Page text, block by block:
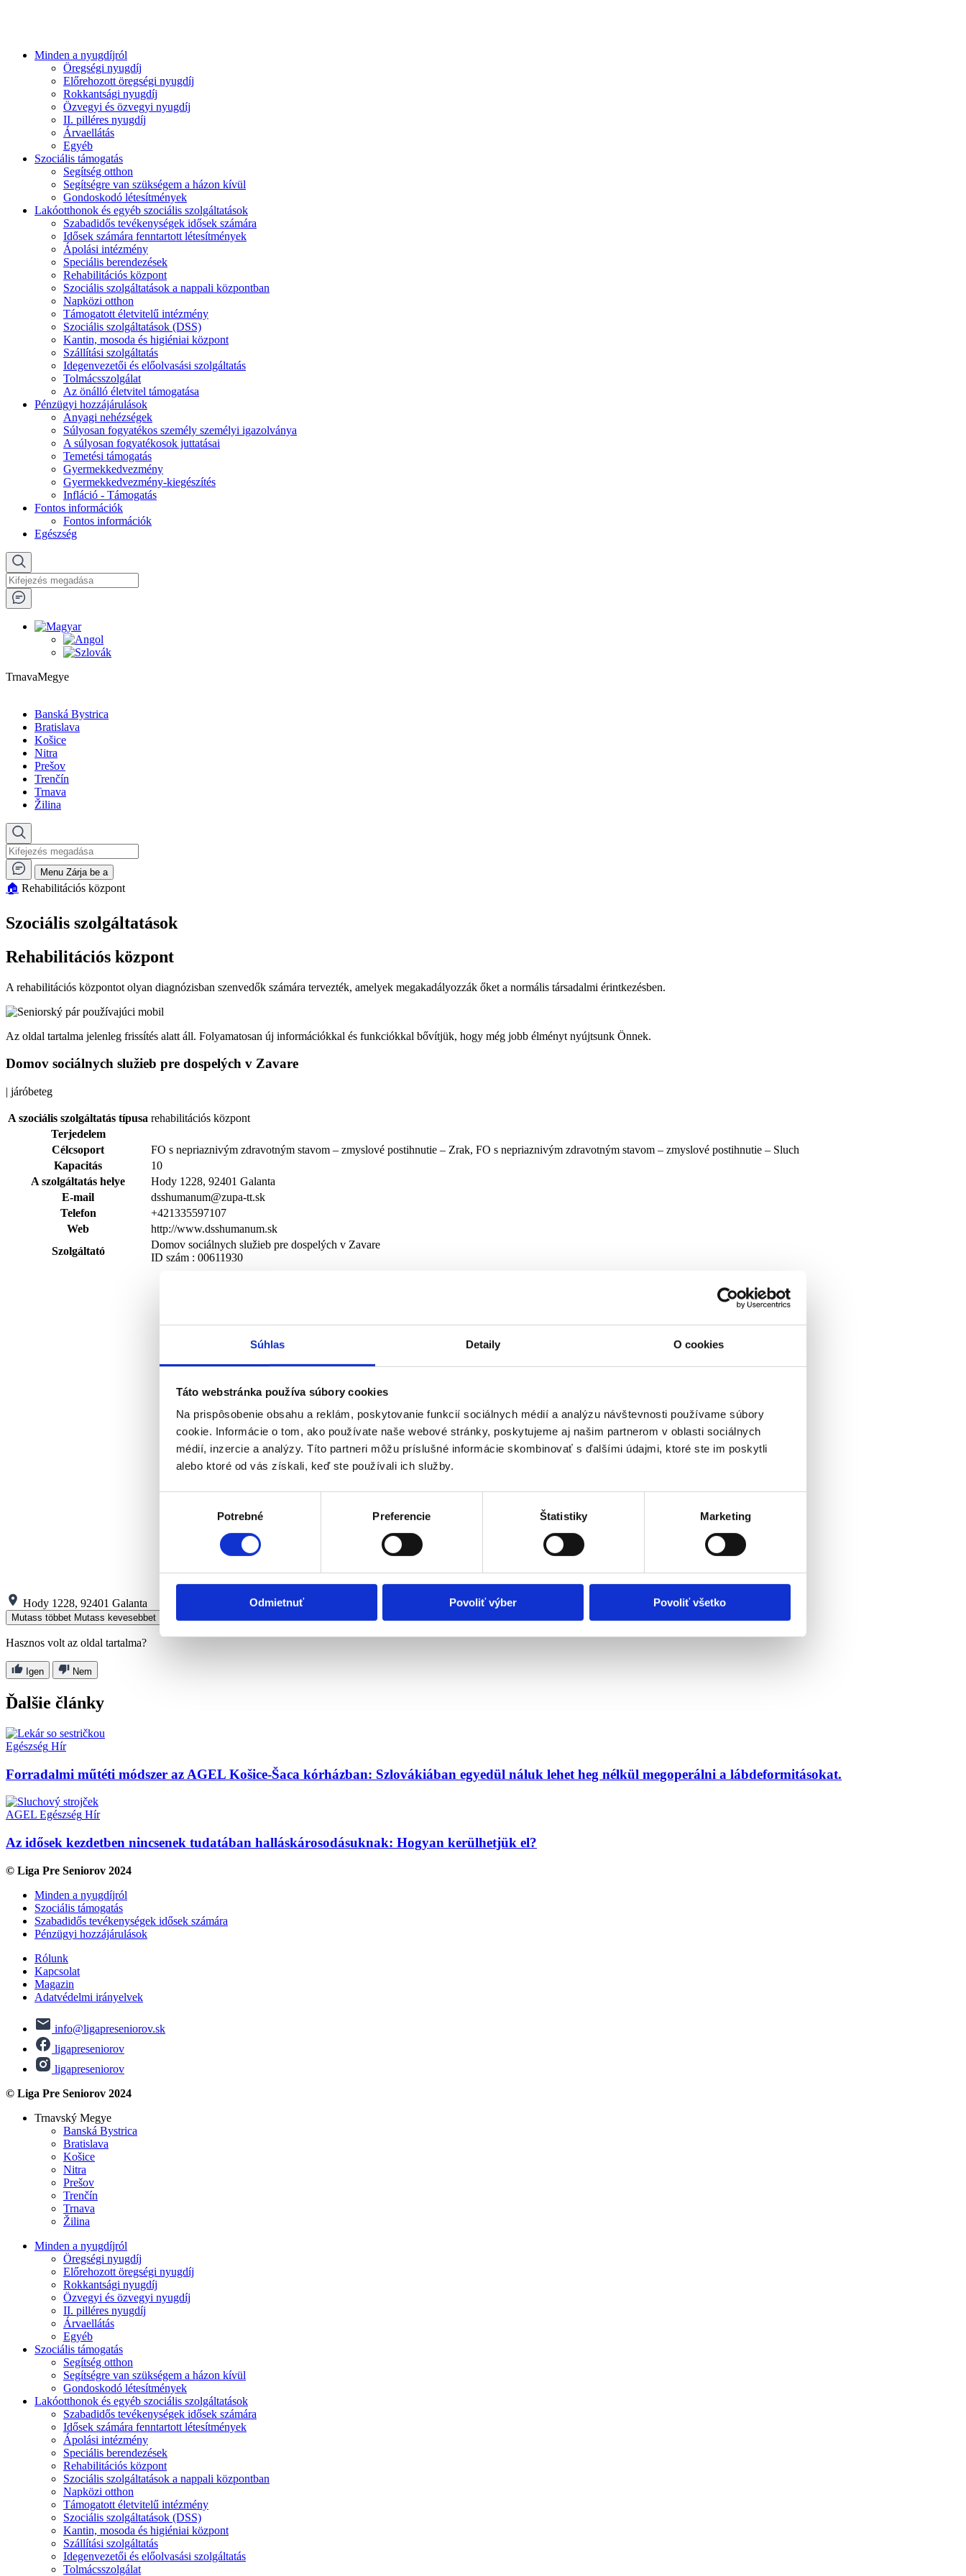
Súhlas Detaily O cookies
Táto webstránka používa súbory cookies
Na prispôsobenie obsahu a reklám, poskytovanie funkcií sociálnych médií a analýzu návštevnosti používame súbory
cookie. Informácie o tom, ako používate naše webové stránky, poskytujeme aj našim partnerom v oblasti sociálnych
médií, inzercie a analýzy. Títo partneri môžu príslušné informácie skombinovať s ďalšími údajmi, ktoré ste im poskytli
alebo ktoré od vás získali, keď ste používali ich služby.
Potrebné Preferencie Štatistiky Marketing
Odmietnuť Povoliť výber Povoliť všetko
Minden a nyugdíjról
Öregségi nyugdíj
Előrehozott öregségi nyugdíj
Rokkantsági nyugdíj
Özvegyi és özvegyi nyugdíj
II. pilléres nyugdíj
Árvaellátás
Egyéb
Szociális támogatás
Segítség otthon
Segítségre van szükségem a házon kívül
Gondoskodó létesítmények
Lakóotthonok és egyéb szociális szolgáltatások
Szabadidős tevékenységek idősek számára
Idősek számára fenntartott létesítmények
Ápolási intézmény
Speciális berendezések
Rehabilitációs központ
Szociális szolgáltatások a nappali központban
Napközi otthon
Támogatott életvitelű intézmény
Szociális szolgáltatások (DSS)
Kantin, mosoda és higiéniai központ
Szállítási szolgáltatás
Idegenvezetői és előolvasási szolgáltatás
Tolmácsszolgálat
Az önálló életvitel támogatása
Pénzügyi hozzájárulások
Anyagi nehézségek
Súlyosan fogyatékos személy személyi igazolványa
A súlyosan fogyatékosok juttatásai
Temetési támogatás
Gyermekkedvezmény
Gyermekkedvezmény-kiegészítés
Infláció - Támogatás
Fontos információk
Fontos információk
Egészség
TrnavaMegye
Banská Bystrica
Bratislava
Košice
Nitra
Prešov
Trenčín
Trnava
Žilina
Menu Zárja be a
🏠︎ Rehabilitációs központ
Szociális szolgáltatások
Rehabilitációs központ
A rehabilitációs központot olyan diagnózisban szenvedők számára tervezték, amelyek megakadályozzák őket a normális társadalmi érintkezésben.
Az oldal tartalma jelenleg frissítés alatt áll. Folyamatosan új információkkal és funkciókkal bővítjük, hogy még jobb élményt nyújtsunk Önnek.
Domov sociálnych služieb pre dospelých v Zavare
| járóbeteg
A szociális szolgáltatás típusa rehabilitációs központ
Terjedelem
Célcsoport
FO s nepriaznivým zdravotným stavom – zmyslové postihnutie – Zrak, FO s nepriaznivým zdravotným stavom – zmyslové postihnutie – Sluch
Kapacitás
10
A szolgáltatás helye
Hody 1228, 92401 Galanta
E-mail
dsshumanum@zupa-tt.sk
Telefon
+421335597107
Web
http://www.dsshumanum.sk
Szolgáltató
Domov sociálnych služieb pre dospelých v Zavare
ID szám : 00611930
Hody 1228, 92401 Galanta
Mutass többet Mutass kevesebbet
Hasznos volt az oldal tartalma?
Igen Nem
Ďalšie články
Egészség Hír
Forradalmi műtéti módszer az AGEL Košice-Šaca kórházban: Szlovákiában egyedül náluk lehet heg nélkül megoperálni a lábdeformitásokat.
AGEL Egészség Hír
Az idősek kezdetben nincsenek tudatában halláskárosodásuknak: Hogyan kerülhetjük el?
© Liga Pre Seniorov 2024
Minden a nyugdíjról
Szociális támogatás
Szabadidős tevékenységek idősek számára
Pénzügyi hozzájárulások
Rólunk
Kapcsolat
Magazin
Adatvédelmi irányelvek
info@ligapreseniorov.sk
ligapreseniorov
ligapreseniorov
© Liga Pre Seniorov 2024
Trnavský Megye
Banská Bystrica
Bratislava
Košice
Nitra
Prešov
Trenčín
Trnava
Žilina
Minden a nyugdíjról
Öregségi nyugdíj
Előrehozott öregségi nyugdíj
Rokkantsági nyugdíj
Özvegyi és özvegyi nyugdíj
II. pilléres nyugdíj
Árvaellátás
Egyéb
Szociális támogatás
Segítség otthon
Segítségre van szükségem a házon kívül
Gondoskodó létesítmények
Lakóotthonok és egyéb szociális szolgáltatások
Szabadidős tevékenységek idősek számára
Idősek számára fenntartott létesítmények
Ápolási intézmény
Speciális berendezések
Rehabilitációs központ
Szociális szolgáltatások a nappali központban
Napközi otthon
Támogatott életvitelű intézmény
Szociális szolgáltatások (DSS)
Kantin, mosoda és higiéniai központ
Szállítási szolgáltatás
Idegenvezetői és előolvasási szolgáltatás
Tolmácsszolgálat